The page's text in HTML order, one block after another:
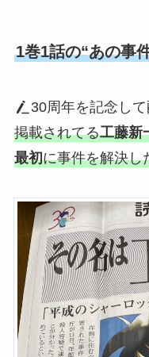
1巻1話の“あの事
30周年を記念し
掲載されてる工藤新
最初に事件を解決し